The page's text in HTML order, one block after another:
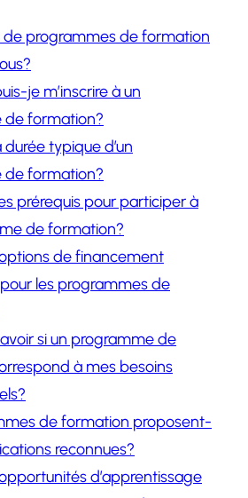
de programmes de formation
je m’inscrire à un
de formation?
typique d’un
de formation?
prérequis pour participer à
de formation?
de financement
les programmes de
si un programme de
à mes besoins
de formation proposent-
reconnues?
d’apprentissage